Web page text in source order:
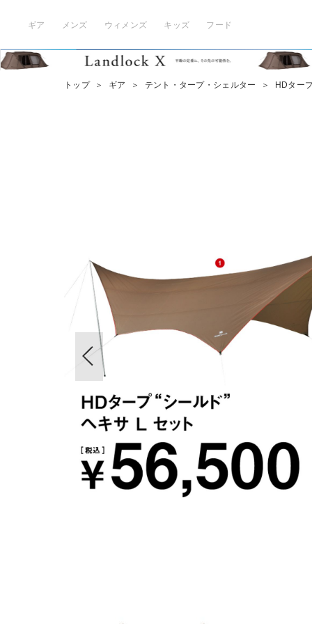
ギア メンズ ウィメンズ キッズ フード
トップ ＞ ギア ＞ テント・タープ・シェルター ＞ HDター